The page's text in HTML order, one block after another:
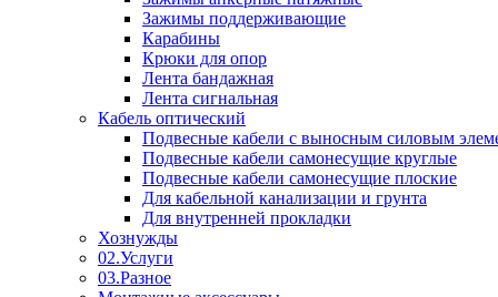
Зажимы поддерживающие
Карабины
Крюки для опор
Лента бандажная
Лента сигнальная
Кабель оптический
Подвесные кабели с выносным силовым
Подвесные кабели самонесущие круглые
Подвесные кабели самонесущие плоские
Для кабельной канализации и грунта
Для внутренней прокладки
Хознужды
02.Услуги
03.Разное